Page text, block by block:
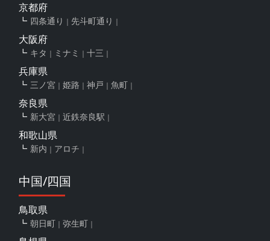
京都府
四条通り 先斗町通り
大阪府
キタ ミナミ 十三
兵庫県
三ノ宮 姫路 神戸 魚町
奈良県
新大宮 近鉄奈良駅
和歌山県
新内 アロチ
中国/四国
鳥取県
朝日町 弥生町